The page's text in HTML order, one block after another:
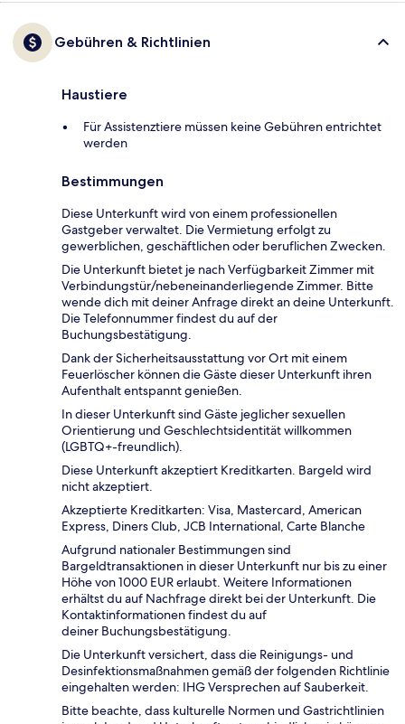
Gebühren & Richtlinien
Haustiere
Für Assistenztiere müssen keine Gebühren entrichtet
werden
Bestimmungen
Diese Unterkunft wird von einem professionellen
Gastgeber verwaltet. Die Vermietung erfolgt zu
gewerblichen, geschäftlichen oder beruflichen Zwecken.
Die Unterkunft bietet je nach Verfügbarkeit Zimmer mit
Verbindungstür/nebeneinanderliegende Zimmer. Bitte
wende dich mit deiner Anfrage direkt an deine Unterkunft.
Die Telefonnummer findest du auf der
Buchungsbestätigung.
Dank der Sicherheitsausstattung vor Ort mit einem
Feuerlöscher können die Gäste dieser Unterkunft ihren
Aufenthalt entspannt genießen.
In dieser Unterkunft sind Gäste jeglicher sexuellen
Orientierung und Geschlechtsidentität willkommen
(LGBTQ+-freundlich).
Diese Unterkunft akzeptiert Kreditkarten. Bargeld wird
nicht akzeptiert.
Akzeptierte Kreditkarten: Visa, Mastercard, American
Express, Diners Club, JCB International, Carte Blanche
Aufgrund nationaler Bestimmungen sind
Bargeldtransaktionen in dieser Unterkunft nur bis zu einer
Höhe von 1000 EUR erlaubt. Weitere Informationen
erhältst du auf Nachfrage direkt bei der Unterkunft. Die
Kontaktinformationen findest du auf
deiner Buchungsbestätigung.
Die Unterkunft versichert, dass die Reinigungs- und
Desinfektionsmaßnahmen gemäß der folgenden Richtlinie
eingehalten werden: IHG Versprechen auf Sauberkeit.
Bitte beachte, dass kulturelle Normen und Gastrichtlinien